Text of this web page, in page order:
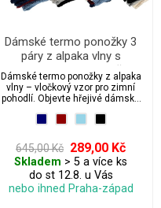
Dámské termo ponožky 3
páry z alpaka vlny s
pleteným vzorem vločky
Dámské termo ponožky z alpaka
vlny – vločkový vzor pro zimní
pohodlí. Objevte hřejivé dámské
večery i jako stylový vánoční
dárek. Zaručené teplo a pohodlí!
645,00 Kč 289,00 Kč
Skladem > 5 a více ks
do st 12.8. u Vás
nebo ihned Praha-západ